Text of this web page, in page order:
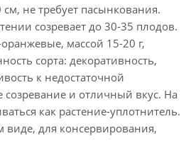
не требует пасынкования.
созревает до 30-35 плодов.
массой 15-20 г,
сорта: декоративность,
к недостаточной
созревание и отличный вкус. На
как растение-уплотнитель.
виде, для консервирования,